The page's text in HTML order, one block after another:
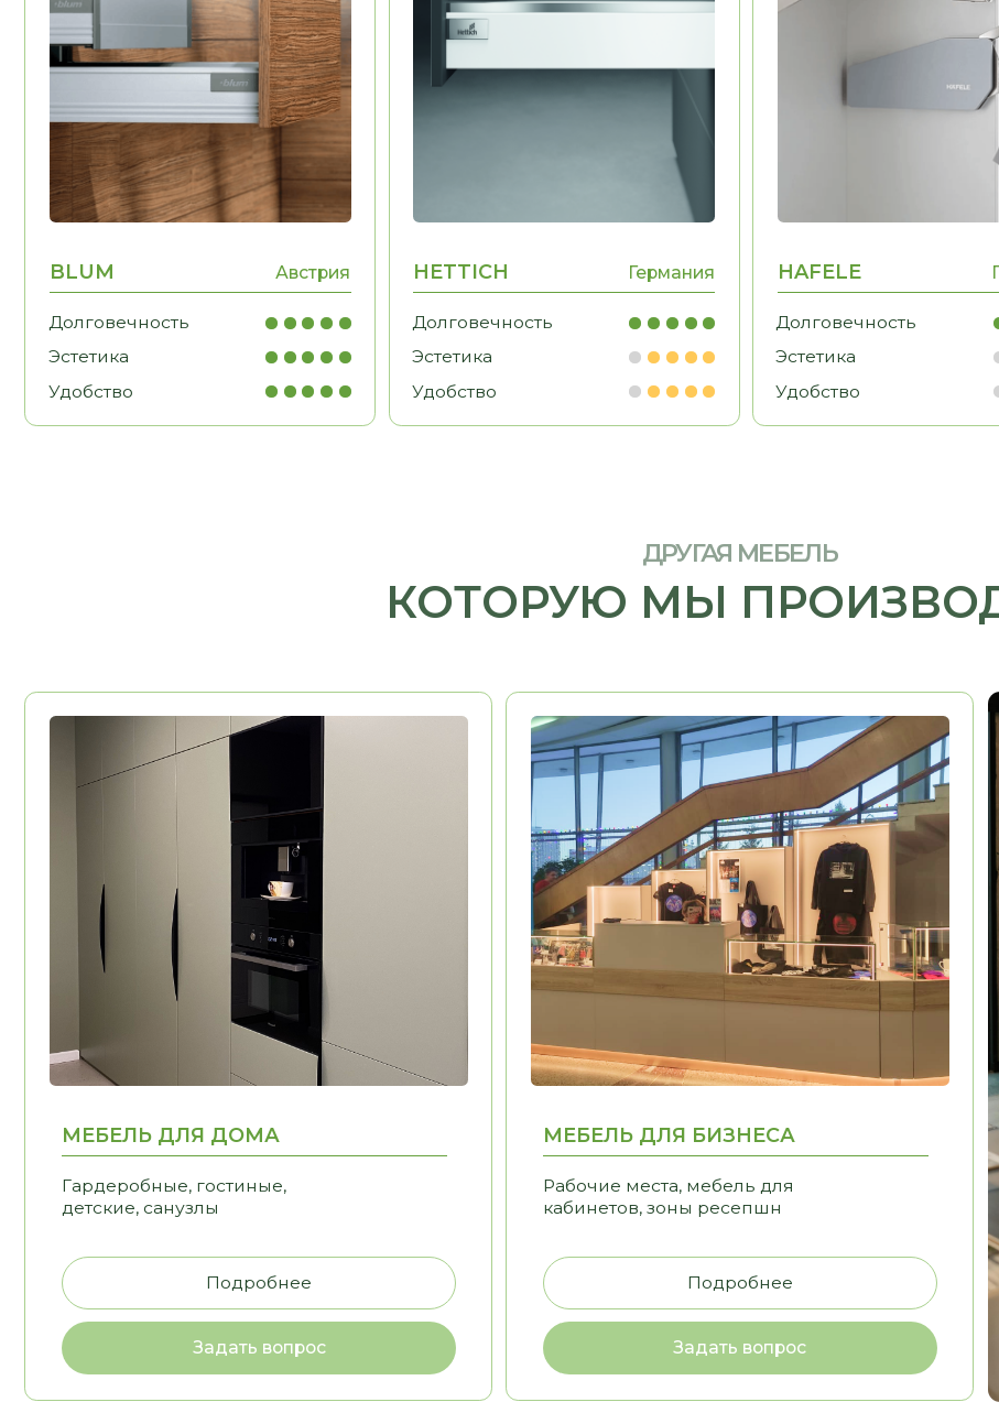
Долговечность
Долговечность
Долговечность
Эстетика
Удобство
ДРУГАЯ МЕБЕЛЬ
КОТОРУЮ МЫ ПРОИЗВОДИМ
Дайте нам
решение
НЕ
МЕБЕЛЬ ДЛЯ ДОМА
Гардеробные, гостиные,
МЕБЕЛЬ ДЛЯ БИЗНЕСА
Рабочие места, мебель для
кабинетов, зоны ресепшн
Задать вопрос
Подробнее Подробнее
С НАМИ КОМФОРТНО — СЛОЖНЫЕ
ПРЕВРАЩАЕМ В ПРОСТЫЕ И
ПОЧЕМУ ВЫБИРАЮТ НАС